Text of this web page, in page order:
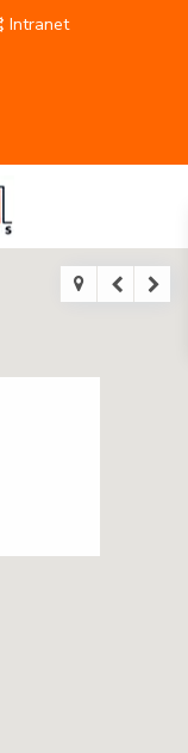
Intranet